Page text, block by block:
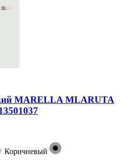
MARELLA MLARUTA
Коричневый